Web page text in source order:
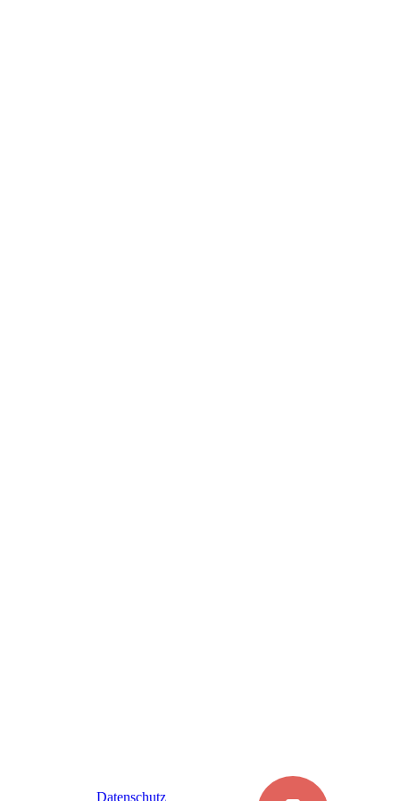
Datenschutz